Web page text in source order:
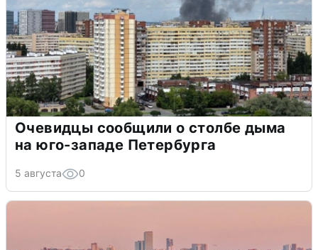
Очевидцы сообщили о столбе дыма
на юго-западе Петербурга
5 августа 0